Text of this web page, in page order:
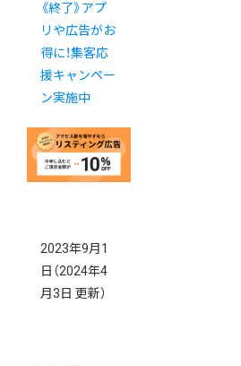
《終了》アプ
リや広告がお
得に！集客応
援キャンペー
ン実施中
2023年9月1
日 （2024年4
月3日 更新）